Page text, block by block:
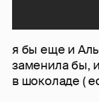
я бы еще и
заменила бы,
в шоколаде (